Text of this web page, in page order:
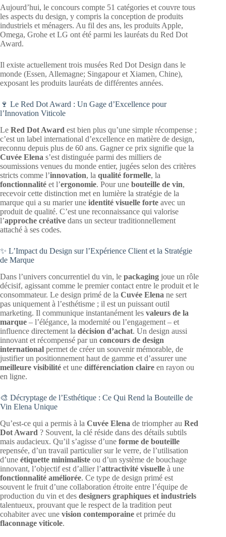
Aujourd’hui, le concours compte 51 catégories et couvre tous
les aspects du design, y compris la conception de produits
industriels et ménagers. Au fil des ans, les produits Apple,
Omega, Grohe et LG ont été parmi les lauréats du Red Dot
Award.
Il existe actuellement trois musées Red Dot Design dans le
monde (Essen, Allemagne; Singapour et Xiamen, Chine),
exposant les produits lauréats de différentes années.
🍷 Le Red Dot Award : Un Gage d’Excellence pour
l’Innovation Viticole
Le Red Dot Award est bien plus qu’une simple récompense ;
c’est un label international d’excellence en matière de design,
reconnu depuis plus de 60 ans. Gagner ce prix signifie que la
Cuvée Elena s’est distinguée parmi des milliers de
soumissions venues du monde entier, jugées selon des critères
stricts comme l’innovation, la qualité formelle, la
fonctionnalité et l’ergonomie. Pour une bouteille de vin,
recevoir cette distinction met en lumière la stratégie de la
marque qui a su marier une identité visuelle forte avec un
produit de qualité. C’est une reconnaissance qui valorise
l’approche créative dans un secteur traditionnellement
attaché à ses codes.
✨ L’Impact du Design sur l’Expérience Client et la Stratégie
de Marque
Dans l’univers concurrentiel du vin, le packaging joue un rôle
décisif, agissant comme le premier contact entre le produit et le
consommateur. Le design primé de la Cuvée Elena ne sert
pas uniquement à l’esthétisme ; il est un puissant outil
marketing. Il communique instantanément les valeurs de la
marque – l’élégance, la modernité ou l’engagement – et
influence directement la décision d’achat. Un design aussi
innovant et récompensé par un concours de design
international permet de créer un souvenir mémorable, de
justifier un positionnement haut de gamme et d’assurer une
meilleure visibilité et une différenciation claire en rayon ou
en ligne.
🎨 Décryptage de l’Esthétique : Ce Qui Rend la Bouteille de
Vin Elena Unique
Qu’est-ce qui a permis à la Cuvée Elena de triompher au Red
Dot Award ? Souvent, la clé réside dans des détails subtils
mais audacieux. Qu’il s’agisse d’une forme de bouteille
repensée, d’un travail particulier sur le verre, de l’utilisation
d’une étiquette minimaliste ou d’un système de bouchage
innovant, l’objectif est d’allier l’attractivité visuelle à une
fonctionnalité améliorée. Ce type de design primé est
souvent le fruit d’une collaboration étroite entre l’équipe de
production du vin et des designers graphiques et industriels
talentueux, prouvant que le respect de la tradition peut
cohabiter avec une vision contemporaine et primée du
flaconnage viticole.